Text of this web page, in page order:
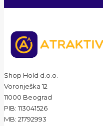
Shop Hold d.o.o.
Voronješka 12
11000 Beograd
PIB: 113041526
MB: 21792993